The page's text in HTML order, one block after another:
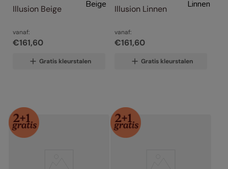
Illusion Beige
vanaf:
€161,60
Gratis kleurstalen
Illusion Linnen
vanaf:
€161,60
Gratis kleurstalen